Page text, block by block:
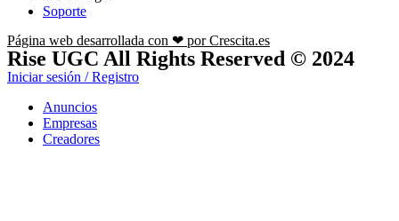
Soporte
Página web desarrollada con ❤ por Crescita.es
Rise UGC All Rights Reserved © 2024
Iniciar sesión / Registro
Anuncios
Empresas
Creadores